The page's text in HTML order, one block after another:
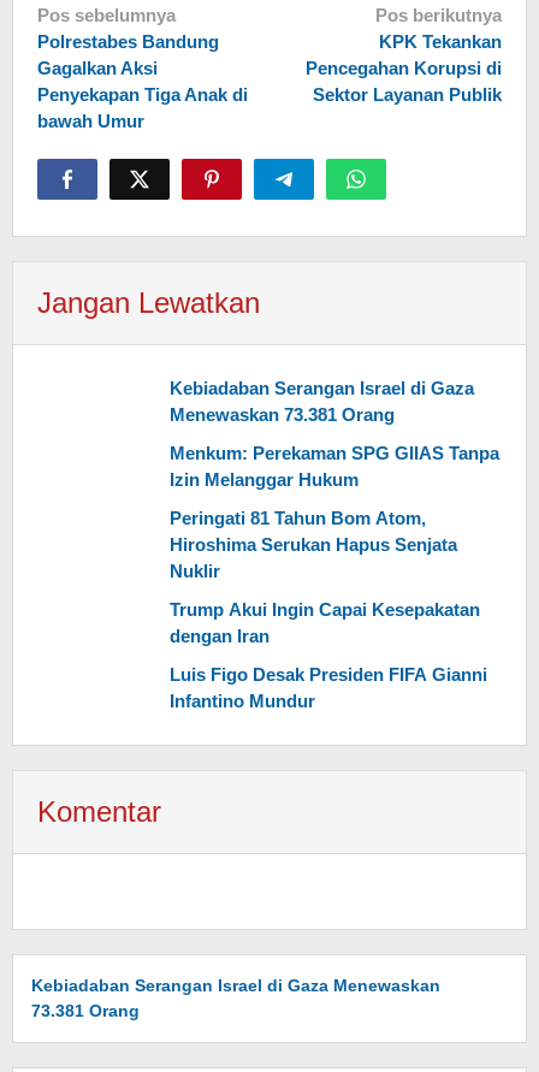
Navigasi
pos
Pos sebelumnya
Polrestabes Bandung
Gagalkan Aksi
Penyekapan Tiga Anak di
bawah Umur
Pos berikutnya
KPK Tekankan
Pencegahan Korupsi di
Sektor Layanan Publik
Jangan Lewatkan
Kebiadaban Serangan Israel di Gaza
Menewaskan 73.381 Orang
Menkum: Perekaman SPG GIIAS Tanpa
Izin Melanggar Hukum
Peringati 81 Tahun Bom Atom,
Hiroshima Serukan Hapus Senjata
Nuklir
Trump Akui Ingin Capai Kesepakatan
dengan Iran
Luis Figo Desak Presiden FIFA Gianni
Infantino Mundur
Komentar
Kebiadaban Serangan Israel di Gaza Menewaskan
73.381 Orang